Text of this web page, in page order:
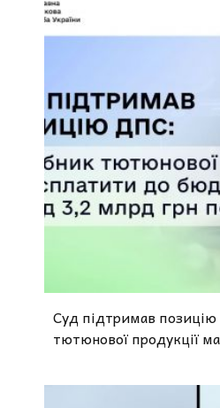
Суд підтримав
тютюнової продукції